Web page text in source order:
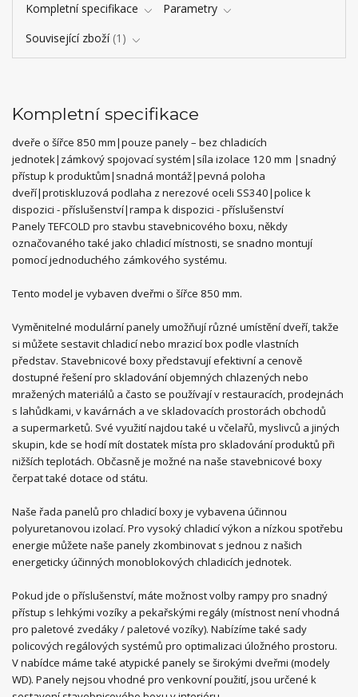
Kompletní specifikace
Parametry
Související zboží 1
Kompletní specifikace
dveře o šířce 850 mm|pouze panely – bez chladicích
jednotek|zámkový spojovací systém|síla izolace 120 mm |snadný
přístup k produktům|snadná montáž|pevná poloha
dveří|protiskluzová podlaha z nerezové oceli SS340|police k
dispozici - příslušenství|rampa k dispozici - příslušenství
Panely TEFCOLD pro stavbu stavebnicového boxu, někdy
označovaného také jako chladicí místnosti, se snadno montují
pomocí jednoduchého zámkového systému.
Tento model je vybaven dveřmi o šířce 850 mm.
Vyměnitelné modulární panely umožňují různé umístění dveří, takže
si můžete sestavit chladicí nebo mrazicí box podle vlastních
představ. Stavebnicové boxy představují efektivní a cenově
dostupné řešení pro skladování objemných chlazených nebo
mražených materiálů a často se používají v restauracích, prodejnách
s lahůdkami, v kavárnách a ve skladovacích prostorách obchodů
a supermarketů. Své využití najdou také u včelařů, myslivců a jiných
skupin, kde se hodí mít dostatek místa pro skladování produktů při
nižších teplotách. Občasně je možné na naše stavebnicové boxy
čerpat také dotace od státu.
Naše řada panelů pro chladicí boxy je vybavena účinnou
polyuretanovou izolací. Pro vysoký chladicí výkon a nízkou spotřebu
energie můžete naše panely zkombinovat s jednou z našich
energeticky účinných monoblokových chladicích jednotek.
Pokud jde o příslušenství, máte možnost volby rampy pro snadný
přístup s lehkými vozíky a pekařskými regály (místnost není vhodná
pro paletové zvedáky / paletové vozíky). Nabízíme také sady
policových regálových systémů pro optimalizaci úložného prostoru.
V nabídce máme také atypické panely se širokými dveřmi (modely
WD). Panely nejsou vhodné pro venkovní použití, jsou určené k